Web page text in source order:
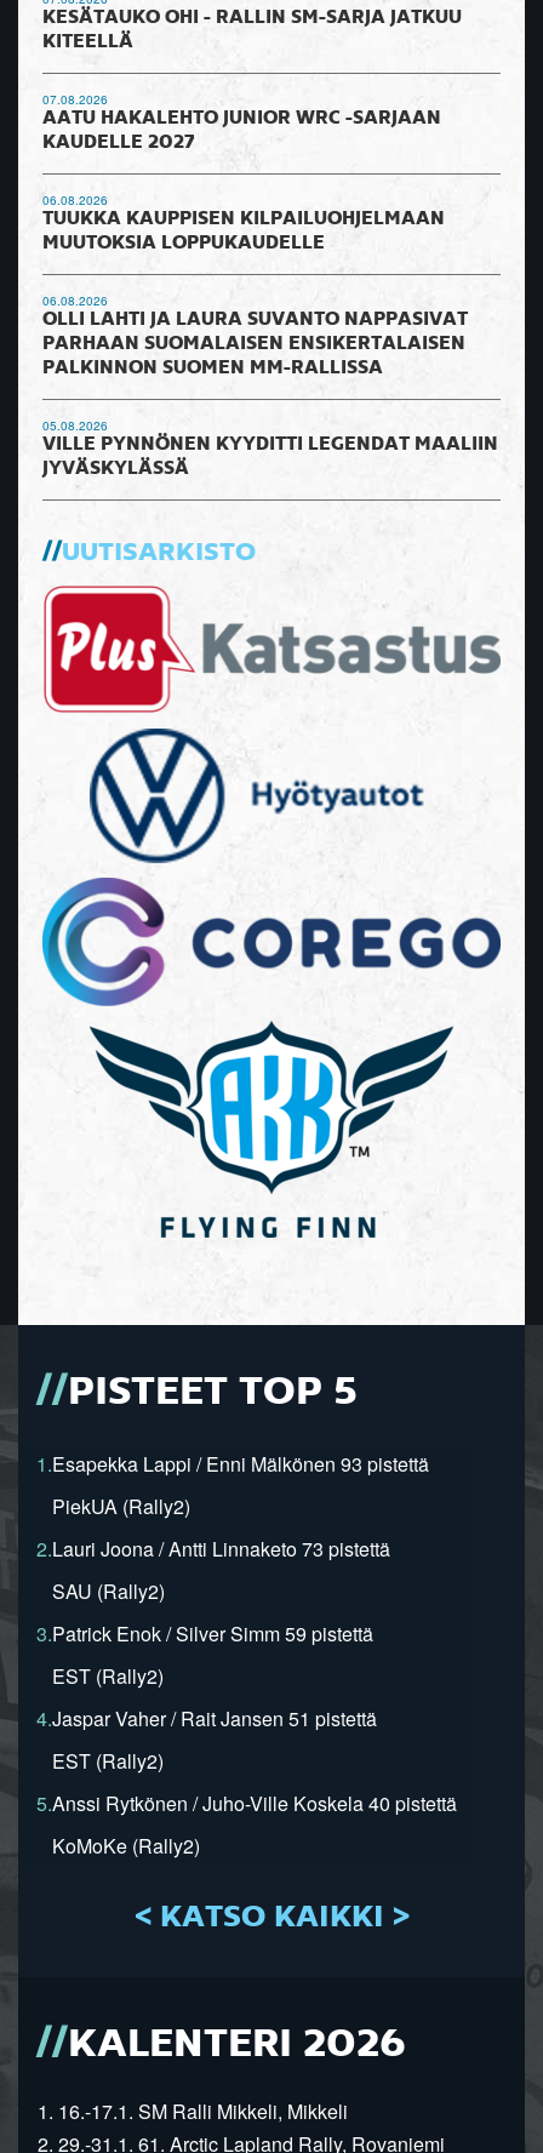
KESÄTAUKO OHI - RALLIN SM-SARJA JATKUU
KITEELLÄ
07.08.2026
AATU HAKALEHTO JUNIOR WRC -SARJAAN
KAUDELLE 2027
06.08.2026
TUUKKA KAUPPISEN KILPAILUOHJELMAAN
MUUTOKSIA LOPPUKAUDELLE
06.08.2026
OLLI LAHTI JA LAURA SUVANTO NAPPASIVAT
PARHAAN SUOMALAISEN ENSIKERTALAISEN
PALKINNON SUOMEN MM-RALLISSA
05.08.2026
VILLE PYNNÖNEN KYYDITTI LEGENDAT MAALIIN
JYVÄSKYLÄSSÄ
UUTISARKISTO
PISTEET TOP 5
1.Esapekka Lappi / Enni Mälkönen 93 pistettä
PiekUA (Rally2)
2.Lauri Joona / Antti Linnaketo 73 pistettä
SAU (Rally2)
3.Patrick Enok / Silver Simm 59 pistettä
EST (Rally2)
4.Jaspar Vaher / Rait Jansen 51 pistettä
EST (Rally2)
5.Anssi Rytkönen / Juho-Ville Koskela 40 pistettä
KoMoKe (Rally2)
< KATSO KAIKKI >
KALENTERI 2026
1. 16.-17.1. SM Ralli Mikkeli, Mikkeli
2. 29.-31.1. 61. Arctic Lapland Rally, Rovaniemi